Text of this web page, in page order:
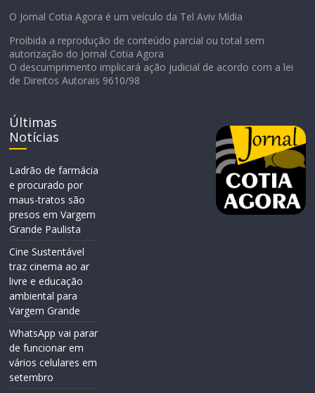
O Jornal Cotia Agora é um veículo da Tel Aviv Mídia
Proibida a reprodução de conteúdo parcial ou total sem
autorização do Jornal Cotia Agora
O descumprimento implicará ação judicial de acordo com a lei
de Direitos Autorais 9610/98
Últimas
Notícias
Ladrão de farmácia
e procurado por
maus-tratos são
presos em Vargem
Grande Paulista
Cine Sustentável
traz cinema ao ar
livre e educação
ambiental para
Vargem Grande
WhatsApp vai parar
de funcionar em
vários celulares em
setembro